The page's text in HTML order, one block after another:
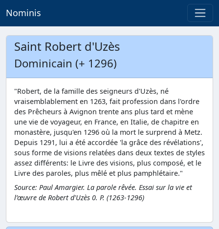
Nominis
Saint Robert d'Uzès
Dominicain (+ 1296)
"Robert, de la famille des seigneurs d'Uzès, né
vraisemblablement en 1263, fait profession dans l'ordre
des Prêcheurs à Avignon trente ans plus tard et mène
une vie de voyageur, en France, en Italie, de chapitre en
monastère, jusqu'en 1296 où la mort le surprend à Metz.
Depuis 1291, lui a été accordée 'la grâce des révélations',
sous forme de visions relatées dans deux textes de styles
assez différents: le Livre des visions, plus composé, et le
Livre des paroles, plus mêlé et plus pamphlétaire."
Source: Paul Amargier. La parole rêvée. Essai sur la vie et
l’œuvre de Robert d'Uzès 0. P. (1263-1296)